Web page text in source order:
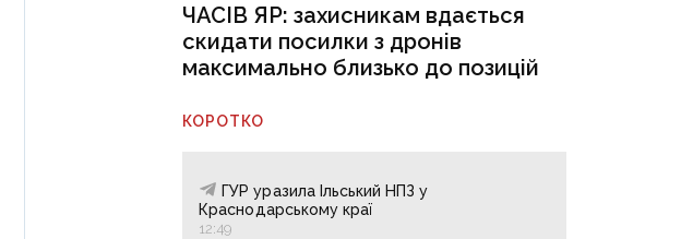
ЧАСІВ ЯР: захисникам вдається
скидати посилки з дронів
максимально близько до позицій
КОРОТКО
ГУР уразила Ільський НПЗ у
Краснодарському краї
12:49